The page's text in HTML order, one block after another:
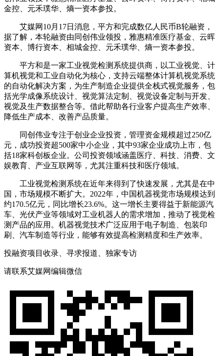
金控、元禾璞华、熵一资本参投。
艾媒网10月17日消息，平方和完成数亿人民币B轮融资，
据了解，本轮融资由同创伟业领投，雅惠精准医疗基金、云晖
资本、博行资本、相城金控、元禾璞华、熵一资本参投。
平方和是一家工业视觉检测系统提供商，以工业视觉、计
算机视觉和工业自动化为核心，支持云端整体计算机视觉系统
的自动化解决方案，为生产制造企业提供全栈式视觉服务，包
括光学成像系统设计、视觉算法定制、视觉设备定制与开发、
视觉及生产数据整合等。借此帮助各行业客户提高生产效率、
降低生产成本、改善产品质量。
同创伟业专注于创业企业投资，管理资金规模超过250亿
元，成功投资超500家中小企业，其中93家企业成功上市，包
括18家科创板企业。公司投资领域涵盖医疗、科技、消费、文
娱教育、产业互联网等，尤其注重科技和医疗领域。
工业视觉检测系统在近年来得到了快速发展，尤其是在中
国，市场规模不断扩大。2022年，中国机器视觉市场规模达到
约170.5亿元，同比增长23.6%。这一增长主要得益于新能源汽
车、光伏产业等领域对工业机器人的需求增加，推动了视觉检
测产品的应用。机器视觉技术广泛应用于电子制造、包装印
刷、汽车制造等行业，能够有效提高检测精度和生产效率。
投融资项目收录、寻求报道、独家专访
请联系艾媒网编辑微信